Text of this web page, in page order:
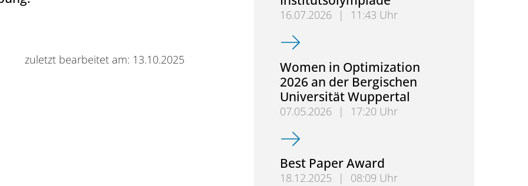
zuletzt bearbeitet am: 13.10.2025
16.07.2026 |
11:43 Uhr
1. Platz bei der Institutsolympiade
Women in Optimization
2026 an der Bergischen
Universität Wuppertal
07.05.2026 |
17:20 Uhr
Women in Optimization 2026 an der Bergischen
Best Paper Award
18.12.2025 |
08:09 Uhr